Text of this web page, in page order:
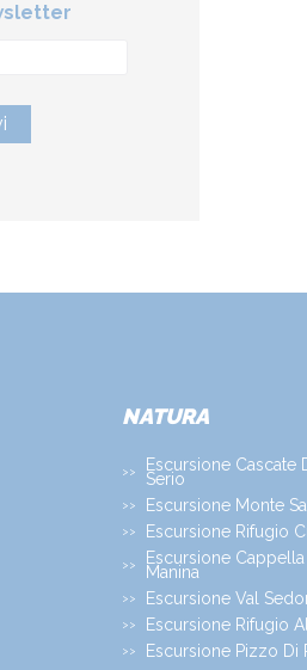
NATURA
Escursione Cascate
Serio
Escursione Monte
Escursione Rifugio
Escursione Cappella
Manina
Escursione Val
Escursione Rifugio
Escursione Pizzo Di